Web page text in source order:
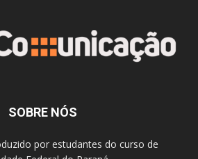
SOBRE NÓS
por estudantes do curso de